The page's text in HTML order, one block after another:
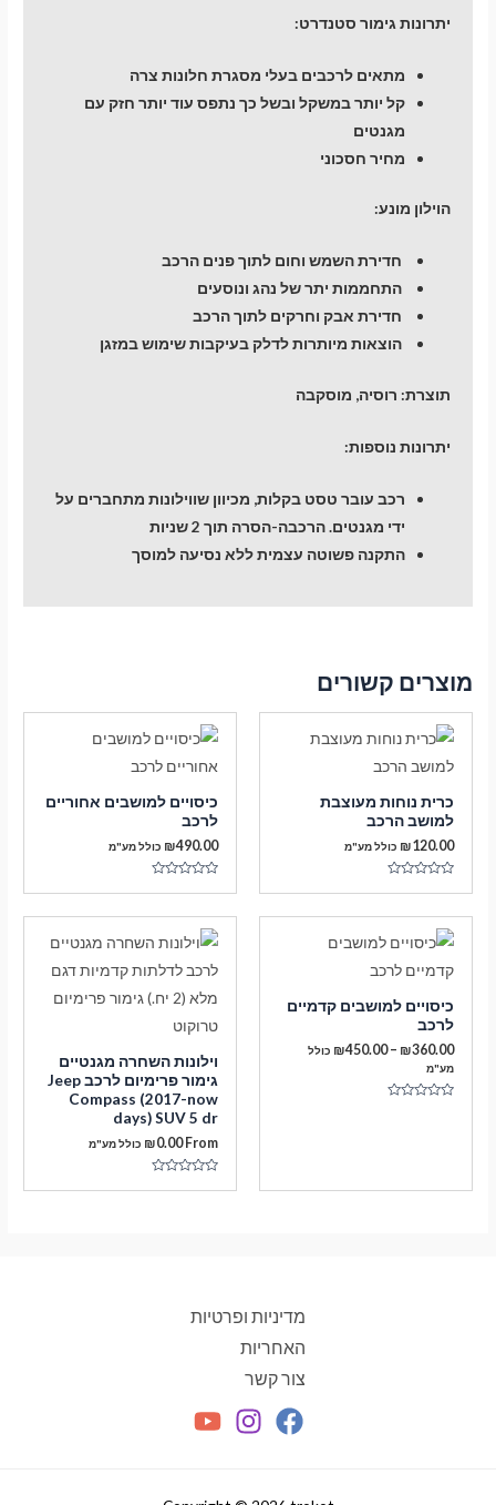
יתרונות גימור סטנדרט:
מתאים לרכבים בעלי מסגרת חלונות צרה
קל יותר במשקל ובשל כך נתפס עוד יותר חזק עם
מגנטים
מחיר חסכוני
הוילון מונע:
חדירת השמש וחום לתוך פנים הרכב
התחממות יתר של נהג ונוסעים
חדירת אבק וחרקים לתוך הרכב
הוצאות מיותרות לדלק בעיקבות שימוש במזגן
תוצרת: רוסיה, מוסקבה
יתרונות נוספות:
רכב עובר טסט בקלות, מכיוון שווילונות מתחברים על
ידי מגנטים. הרכבה-הסרה תוך 2 שניות
התקנה פשוטה עצמית ללא נסיעה למוסך
מוצרים קשורים
כרית נוחות מעוצבת
למושב הרכב
₪120.00 כולל מע"מ
כיסויים למושבים אחוריים
לרכב
₪490.00 כולל מע"מ
כיסויים למושבים קדמיים
לרכב
₪360.00
–
₪450.00
טווח
כולל
מע"מ
וילונות השחרה מגנטיים
גימור פרימיום לרכב Jeep
Compass (2017-now
days) SUV 5 dr
From
₪0.00 כולל מע"מ
מדיניות ופרטיות
האחריות
צור קשר